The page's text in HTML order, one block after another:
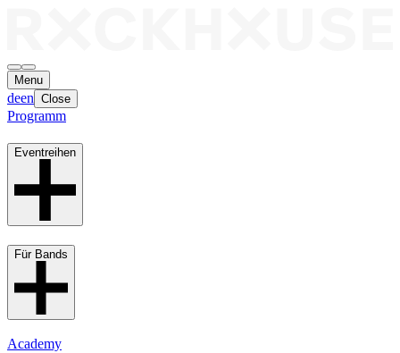
Menu
deen Close
Programm
Eventreihen
Für Bands
Academy